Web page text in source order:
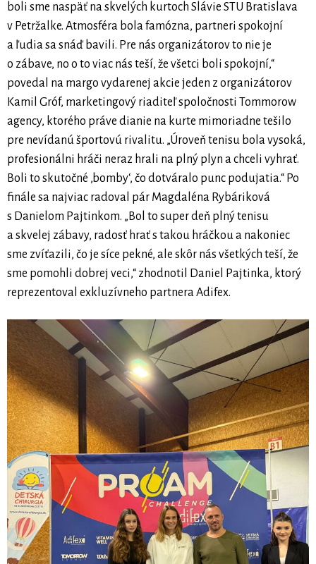
boli sme naspäť na skvelých kurtoch Slávie STU Bratislava
v Petržalke. Atmosféra bola famózna, partneri spokojní
a ľudia sa snáď bavili. Pre nás organizátorov to nie je
o zábave, no o to viac nás teší, že všetci boli spokojní,“
povedal na margo vydarenej akcie jeden z organizátorov
Kamil Gróf, marketingový riaditeľ spoločnosti Tommorow
agency, ktorého práve dianie na kurte mimoriadne tešilo
pre nevídanú športovú rivalitu. „Úroveň tenisu bola vysoká,
profesionálni hráči neraz hrali na plný plyn a chceli vyhrať.
Boli to skutočné ,bomby‘, čo dotváralo punc podujatia.“ Po
finále sa najviac radoval pár Magdaléna Rybáriková
s Danielom Pajtinkom. „Bol to super deň plný tenisu
a skvelej zábavy, radosť hrať s takou hráčkou a nakoniec
sme zvíťazili, čo je síce pekné, ale skôr nás všetkých teší, že
sme pomohli dobrej veci,“ zhodnotil Daniel Pajtinka, ktorý
reprezentoval exkluzívneho partnera Adifex.